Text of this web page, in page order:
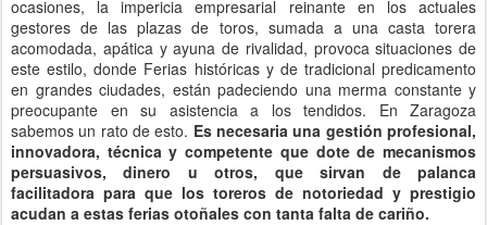
ocasiones, la impericia empresarial reinante en los actuales
gestores de las plazas de toros, sumada a una casta torera
acomodada, apática y ayuna de rivalidad, provoca situaciones de
este estilo, donde Ferias históricas y de tradicional predicamento
en grandes ciudades, están padeciendo una merma constante y
preocupante en su asistencia a los tendidos. En Zaragoza
sabemos un rato de esto. Es necesaria una gestión profesional,
innovadora, técnica y competente que dote de mecanismos
persuasivos, dinero u otros, que sirvan de palanca
facilitadora para que los toreros de notoriedad y prestigio
acudan a estas ferias otoñales con tanta falta de cariño.